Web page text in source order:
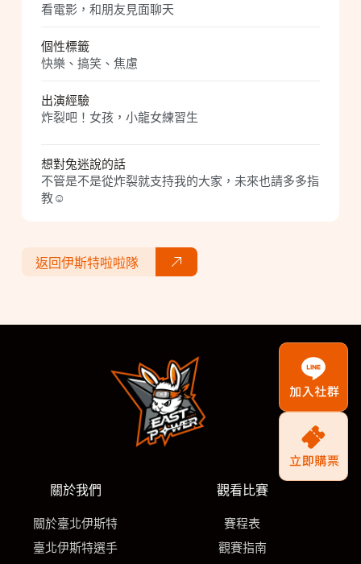
看電影，和朋友見面聊天
個性標籤
快樂、搞笑、焦慮
出演經驗
炸裂吧！女孩，小龍女練習生
想對兔迷說的話
不管是不是從炸裂就支持我的大家，未來也請多多指
教☺️
返回伊斯特啦啦隊
關於我們
關於臺北伊斯特
臺北伊斯特選手
觀看比賽
賽程表
觀賽指南